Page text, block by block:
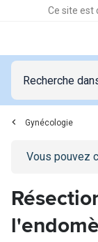
Ce site est
Gynécologie
Go to/se-
Vous pouvez